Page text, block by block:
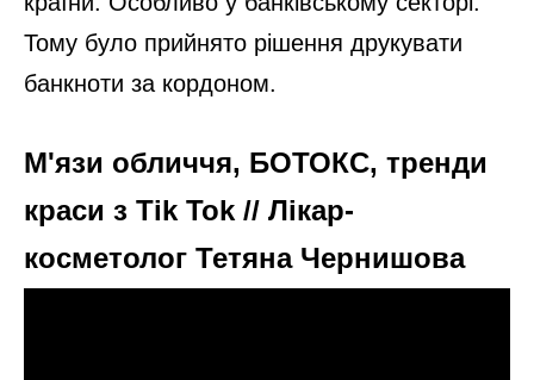
Тому було прийнято рішення друкувати
банкноти за кордоном.
М'язи обличчя, БОТОКС, тренди
краси з Tik Tok // Лікар-
косметолог Тетяна Чернишова